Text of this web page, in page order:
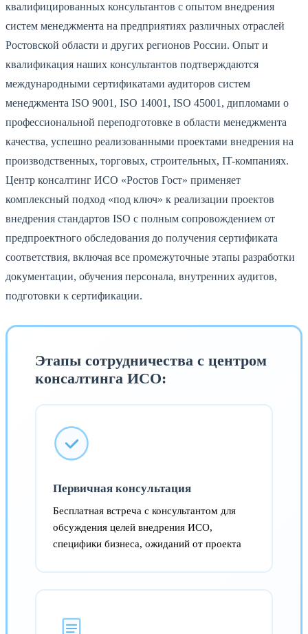
квалифицированных консультантов с опытом внедрения
систем менеджмента на предприятиях различных отраслей
Ростовской области и других регионов России. Опыт и
квалификация наших консультантов подтверждаются
международными сертификатами аудиторов систем
менеджмента ISO 9001, ISO 14001, ISO 45001, дипломами о
профессиональной переподготовке в области менеджмента
качества, успешно реализованными проектами внедрения на
производственных, торговых, строительных, IT-компаниях.
Центр консалтинг ИСО «Ростов Гост» применяет
комплексный подход «под ключ» к реализации проектов
внедрения стандартов ISO с полным сопровождением от
предпроектного обследования до получения сертификата
соответствия, включая все промежуточные этапы разработки
документации, обучения персонала, внутренних аудитов,
подготовки к сертификации.
Этапы сотрудничества с центром
консалтинга ИСО:
Первичная консультация
Бесплатная встреча с консультантом для
обсуждения целей внедрения ИСО,
специфики бизнеса, ожиданий от проекта